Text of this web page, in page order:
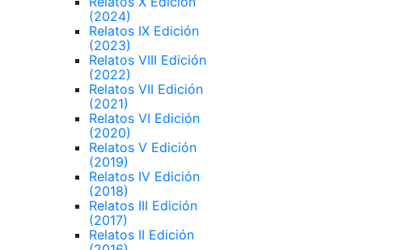
(2024)
Relatos IX Edición
(2023)
Relatos VIII Edición
(2022)
Relatos VII Edición
(2021)
Relatos VI Edición
(2020)
Relatos V Edición
(2019)
Relatos IV Edición
(2018)
Relatos III Edición
(2017)
Relatos II Edición